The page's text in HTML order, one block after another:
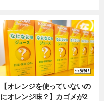
【オレンジを使っていないの
にオレンジ味？】カゴメが2